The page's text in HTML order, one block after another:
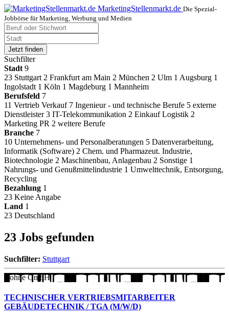
MarketingStellenmarkt.de Die Spezial-
Jobbörse für Marketing, Werbung und Medien
Jetzt finden
Suchfilter
Stadt 9
23 Stuttgart 2 Frankfurt am Main 2 München 2 Ulm 1 Augsburg 1
Ingolstadt 1 Köln 1 Magdeburg 1 Mannheim
Berufsfeld 7
11 Vertrieb Verkauf 7 Ingenieur - und technische Berufe 5 externe
Dienstleister3 IT-Telekommunikation 2 Einkauf Logistik 2
Marketing PR 2 weitere Berufe
Branche 7
10 Unternehmens- und Personalberatungen 5 Datenverarbeitung,
Informatik (Software) 2 Chem. und Pharmazeut. Industrie,
Biotechnologie 2 Maschinenbau, Anlagenbau 2 Sonstige 1
Nahrungs- und Genußmittelindustrie 1 Umwelttechnik, Entsorgung,
Recycling
Bezahlung 1
23 Keine Angabe
Land 1
23 Deutschland
23 Jobs gefunden
Suchfilter: Stuttgart
Bohne GmbH
TECHNISCHER VERTRIEBSMITARBEITER
GEBÄUDETECHNIK / TGA (M/W/D)